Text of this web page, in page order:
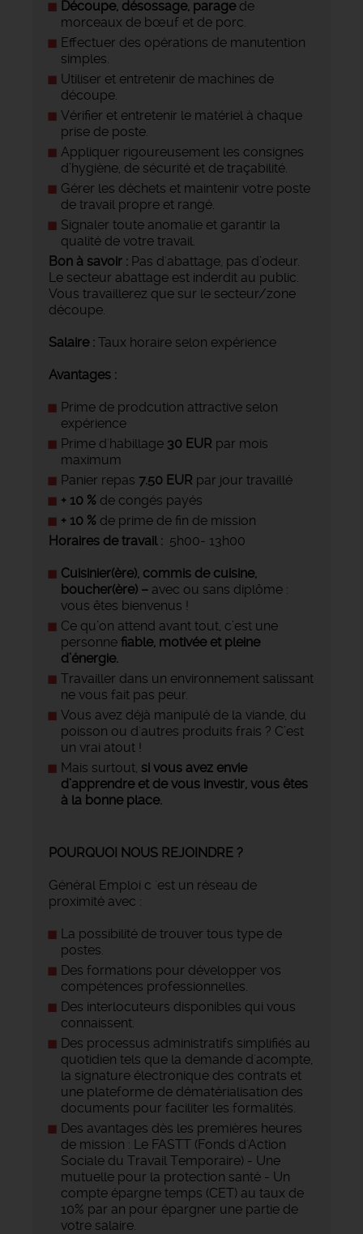
Découpe, désossage, paragede
morceaux de bœuf et de porc.
Effectuer des opérations de manutention
simples.
Utiliser et entretenir de machines de
découpe.
Vérifier et entretenir le matériel à chaque
prise de poste.
Appliquer rigoureusement les consignes
d’hygiène, de sécurité et de traçabilité.
Gérer les déchets et maintenir votre poste
de travail propre et rangé.
Signaler toute anomalie et garantir la
qualité de votre travail.
Bon à savoir : Pas d'abattage, pas d’odeur.
Le secteur abattage est inderdit au public.
Vous travaillerez que sur le secteur/zone
découpe.
Salaire : Taux horaire selon expérience
Avantages :
Prime de prodcution attractive selon
expérience
Prime d'habillage 30 EUR par mois
maximum
Panier repas 7.50 EUR par jour travaillé
+ 10 % de congés payés
+ 10 % de prime de fin de mission
Horaires de travail : 5h00- 13h00
Cuisinier(ère), commis de cuisine,
boucher(ère) – avec ou sans diplôme :
vous êtes bienvenus !
Ce qu’on attend avant tout, c’est une
personne fiable, motivée et pleine
d’énergie.
Travailler dans un environnement salissant
ne vous fait pas peur.
Vous avez déjà manipulé de la viande, du
poisson ou d'autres produits frais ? C’est
un vrai atout !
Mais surtout, si vous avez envie
d’apprendre et de vous investir, vous êtes
à la bonne place.
POURQUOI NOUS REJOINDRE ?
Général Emploi c 'est un réseau de
proximité avec :
La possibilité de trouver tous type de
postes.
Des formations pour développer vos
compétences professionnelles.
Des interlocuteurs disponibles qui vous
connaissent.
Des processus administratifs simplifiés au
quotidien tels que la demande d'acompte,
la signature électronique des contrats et
une plateforme de dématérialisation des
documents pour faciliter les formalités.
Des avantages dès les premières heures
de mission : Le FASTT (Fonds d'Action
Sociale du Travail Temporaire) - Une
mutuelle pour la protection santé - Un
compte épargne temps (CET) au taux de
10% par an pour épargner une partie de
votre salaire.